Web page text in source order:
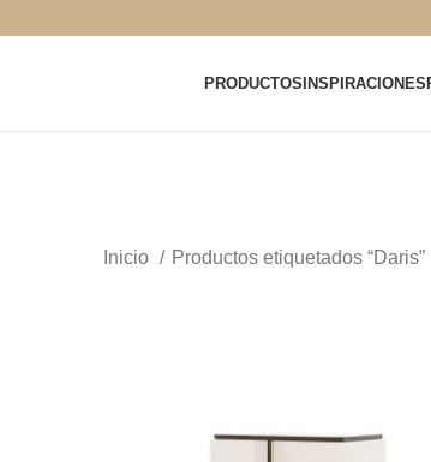
PRODUCTOS INSPIRACIONES
Inicio Productos etiquetados “Daris”